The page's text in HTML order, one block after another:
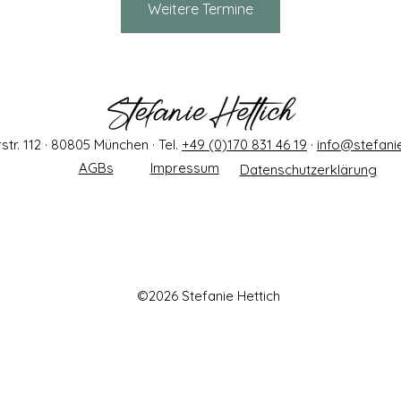
Weitere Termine
112 · 80805 München · Tel. +49 (0)170 831 46 19 ·
AGBs
Impressum Datenschutzerklärung
©2026 Stefanie Hettich